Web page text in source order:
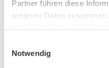
Partner führen diese
weiteren Daten
haben oder die sie im
Notwendig
Sa: 9:00 - 12:00 Uhr